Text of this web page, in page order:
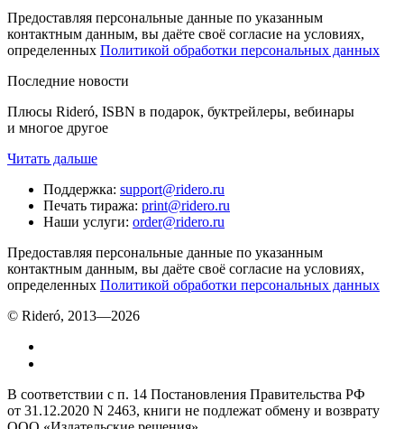
Предоставляя персональные данные по указанным
контактным данным, вы даёте своё согласие на условиях,
определенных Политикой обработки персональных данных
Последние новости
Плюсы Rideró, ISBN в подарок, буктрейлеры, вебинары
и многое другое
Читать дальше
Поддержка: support@ridero.ru
Печать тиража: print@ridero.ru
Наши услуги: order@ridero.ru
Предоставляя персональные данные по указанным
контактным данным, вы даёте своё согласие на условиях,
определенных Политикой обработки персональных данных
© Rideró, 2013—2026
В соответствии с п. 14 Постановления Правительства РФ
от 31.12.2020 N 2463, книги не подлежат обмену и возврату